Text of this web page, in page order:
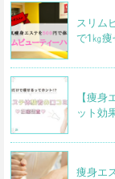
スリム
で1㎏
【痩
ット効
痩身エ